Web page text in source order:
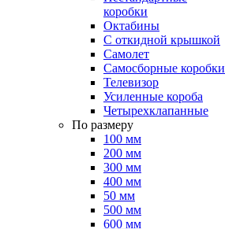
коробки
Октабины
С откидной крышкой
Самолет
Самосборные коробки
Телевизор
Усиленные короба
Четырехклапанные
По размеру
100 мм
200 мм
300 мм
400 мм
50 мм
500 мм
600 мм